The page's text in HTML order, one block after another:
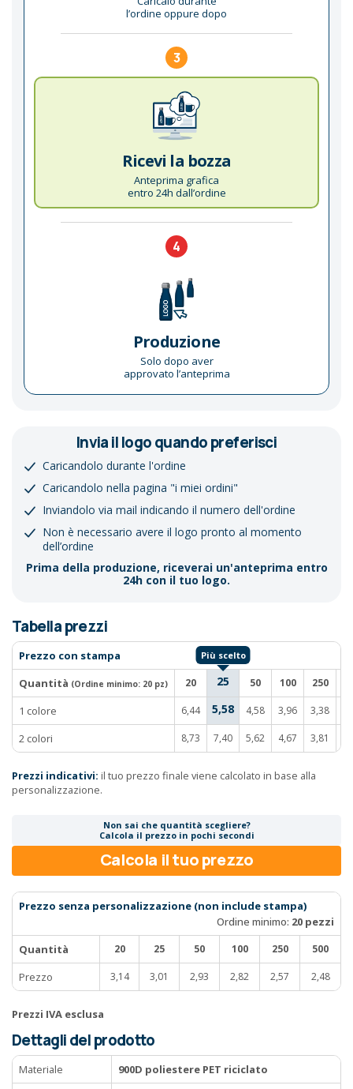
l’ordine oppure dopo
3
Ricevi la bozza
Anteprima grafica
entro 24h dall’ordine
4
Produzione
Solo dopo aver
approvato l’anteprima
Invia il logo quando preferisci
Caricandolo durante l'ordine
Caricandolo nella pagina "i miei ordini"
Inviandolo via mail indicando il numero dell'ordine
Non è necessario avere il logo pronto al momento
dell’ordine
Prima della produzione, riceverai un'anteprima entro
24h con il tuo logo.
Tabella prezzi
Prezzo con stampa
Quantità (Ordine minimo: 20 pz) 20 25 50 100 250
1 colore 6,44 5,58 4,58 3,96 3,38
2 colori 8,73 7,40 5,62 4,67 3,81
Prezzi indicativi: il tuo prezzo finale viene calcolato in base alla
personalizzazione.
Non sai che quantità scegliere?
Calcola il prezzo in pochi secondi
Calcola il tuo prezzo
Prezzo senza personalizzazione (non include stampa)
Ordine minimo: 20 pezzi
Quantità
20 25 50 100 250 500
Prezzo 3,14 3,01 2,93 2,82 2,57 2,48
Prezzi IVA esclusa
Dettagli del prodotto
Materiale
900D poliestere PET riciclato